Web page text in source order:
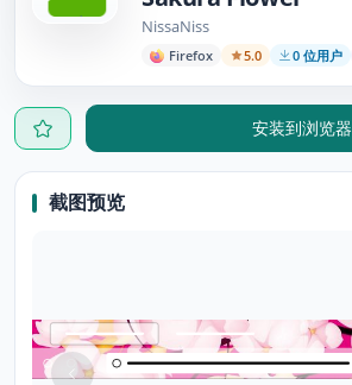
NissaNiss
Firefox 5.0 0 位用户
安装到浏览器
截图预览